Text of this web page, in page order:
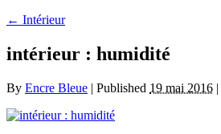
← Intérieur
intérieur : humidité
By Encre Bleue | Published 19 mai 2016 |